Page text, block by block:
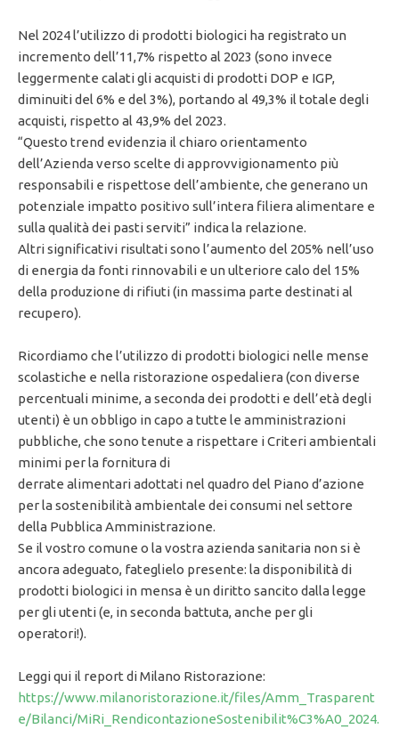
Nel 2024 l’utilizzo di prodotti biologici ha registrato un
incremento dell’11,7% rispetto al 2023 (sono invece
leggermente calati gli acquisti di prodotti DOP e IGP,
diminuiti del 6% e del 3%), portando al 49,3% il totale degli
acquisti, rispetto al 43,9% del 2023.
“Questo trend evidenzia il chiaro orientamento
dell’Azienda verso scelte di approvvigionamento più
responsabili e rispettose dell’ambiente, che generano un
potenziale impatto positivo sull’intera filiera alimentare e
sulla qualità dei pasti serviti” indica la relazione.
Altri significativi risultati sono l’aumento del 205% nell’uso
di energia da fonti rinnovabili e un ulteriore calo del 15%
della produzione di rifiuti (in massima parte destinati al
recupero).
Ricordiamo che l’utilizzo di prodotti biologici nelle mense
scolastiche e nella ristorazione ospedaliera (con diverse
percentuali minime, a seconda dei prodotti e dell’età degli
utenti) è un obbligo in capo a tutte le amministrazioni
pubbliche, che sono tenute a rispettare i Criteri ambientali
minimi per la fornitura di
derrate alimentari adottati nel quadro del Piano d’azione
per la sostenibilità ambientale dei consumi nel settore
della Pubblica Amministrazione.
Se il vostro comune o la vostra azienda sanitaria non si è
ancora adeguato, fateglielo presente: la disponibilità di
prodotti biologici in mensa è un diritto sancito dalla legge
per gli utenti (e, in seconda battuta, anche per gli
operatori!).
Leggi qui il report di Milano Ristorazione:
https://www.milanoristorazione.it/files/Amm_Trasparent
e/Bilanci/MiRi_RendicontazioneSostenibilit%C3%A0_2024.